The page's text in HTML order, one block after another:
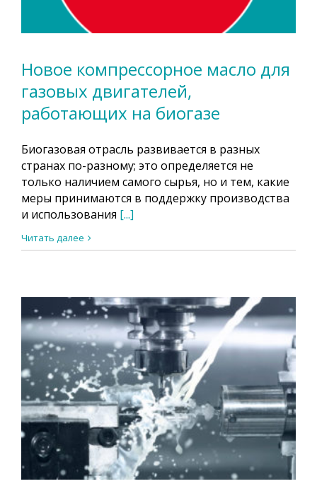
Новое компрессорное масло для
газовых двигателей,
работающих на биогазе
Биогазовая отрасль развивается в разных
странах по-разному; это определяется не
только наличием самого сырья, но и тем, какие
меры принимаются в поддержку производства
и использования [...]
Читать далее